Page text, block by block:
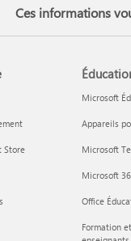
Ces informations
Store
Microsoft
Appareils
Microsoft
Microsoft
Office
Formation